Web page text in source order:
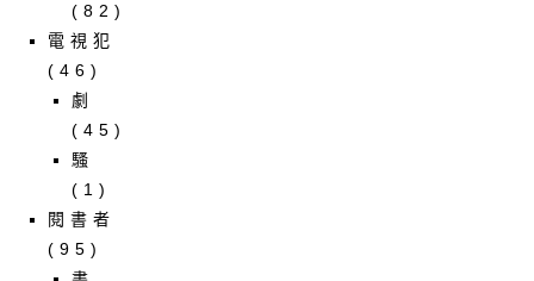
(82)
電視犯
(46)
劇
(45)
騷
(1)
閱書者
(95)